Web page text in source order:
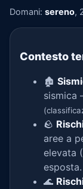
Domani: sereno,
Contesto
🏚️
sismica
🪨
aree a
elevata
esposta.
🌊